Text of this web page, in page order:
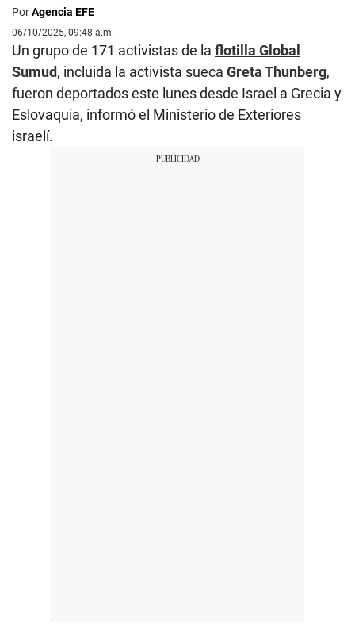
PorAgencia EFE
06/10/2025, 09:48 a.m.
Un grupo de 171 activistas de la flotilla Global
Sumud, incluida la activista sueca Greta Thunberg,
fueron deportados este lunes desde Israel a Grecia y
Eslovaquia, informó el Ministerio de Exteriores
israelí.